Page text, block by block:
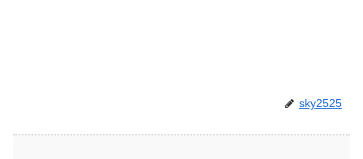
sky2525